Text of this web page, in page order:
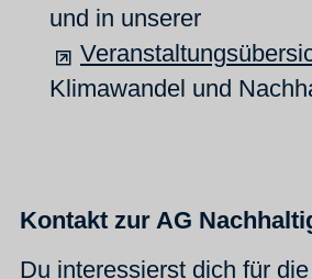
und in unserer
Klimawandel und
Kontakt zur AG
Du interessierst dich für